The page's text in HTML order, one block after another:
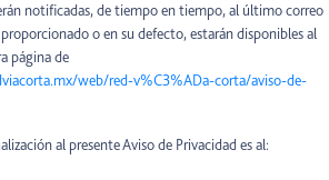
notificadas, de tiempo en tiempo, al último correo
o en su defecto, estarán disponibles al
página de
web/red-v%C3%ADa-corta/aviso-de-
al presente Aviso de Privacidad es al: